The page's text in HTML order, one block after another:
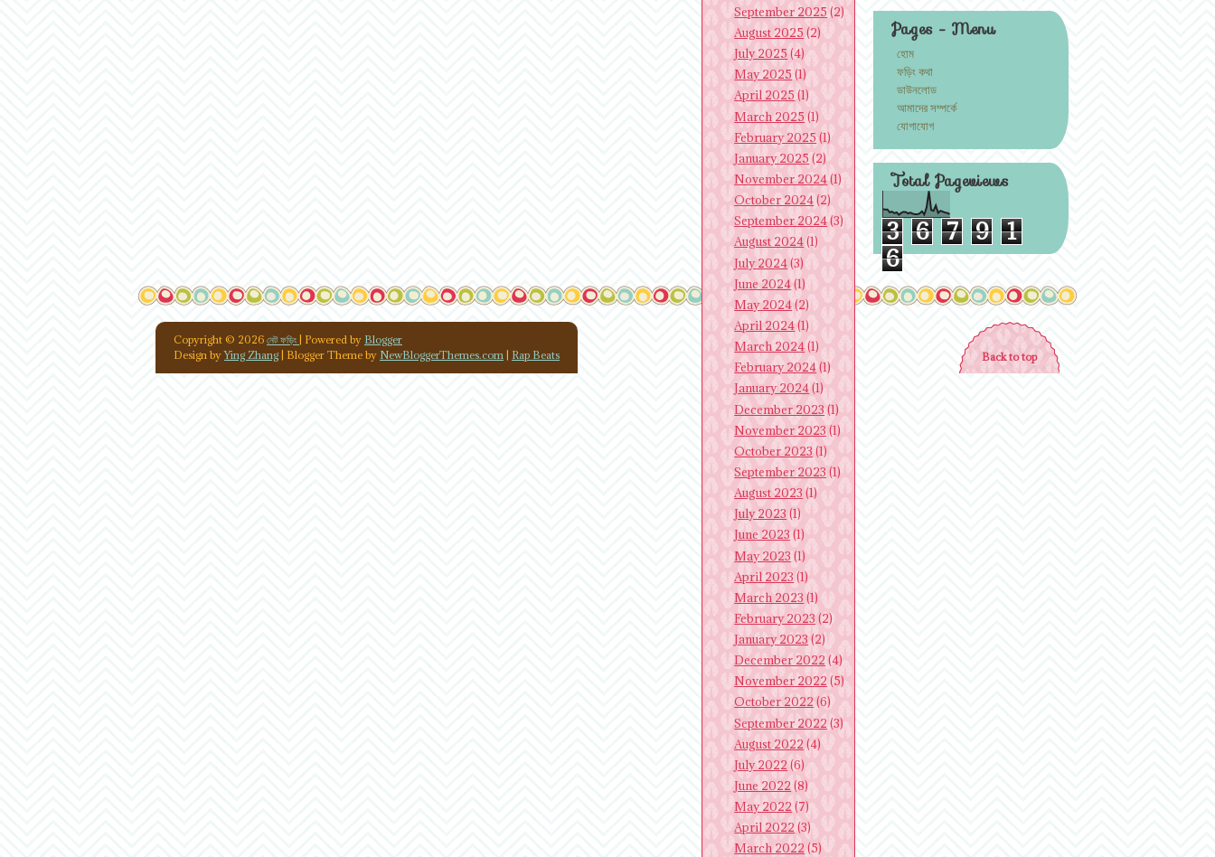
Pages - Menu
হোম
ফড়িং কথা
ডাউনলোড
আমাদের সম্পর্কে
যোগাযোগ
Total Pageviews
3 6 7 9
1
6
September 2025 (2)
August 2025 (2)
July 2025 (4)
May 2025 (1)
April 2025 (1)
March 2025 (1)
February 2025 (1)
January 2025 (2)
November 2024(1)
October 2024(2)
September 2024(3)
August 2024(1)
July 2024(3)
June 2024(1)
May 2024(2)
April 2024(1)
March 2024(1)
February 2024(1)
January 2024(1)
December 2023 (1)
November 2023 (1)
October 2023 (1)
September 2023 (1)
August 2023 (1)
July 2023 (1)
June 2023 (1)
May 2023 (1)
April 2023 (1)
March 2023 (1)
February 2023 (2)
January 2023 (2)
December 2022 (4)
November 2022 (5)
October 2022 (6)
September 2022 (3)
August 2022 (4)
July 2022 (6)
June 2022(8)
May 2022 (7)
April 2022 (3)
March 2022 (5)
Copyright © 2026 নেট ফড়িং | Powered by Blogger
Design byYing Zhang| Blogger Theme by NewBloggerThemes.com Rap Beats Back to top